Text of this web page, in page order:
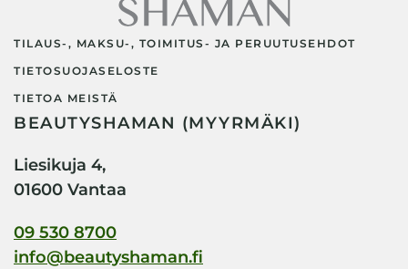
TILAUS-, MAKSU-, TOIMITUS- JA PERUUTUSEHDOT
TIETOSUOJASELOSTE
TIETOA MEISTÄ
BEAUTYSHAMAN (MYYRMÄKI)
Liesikuja 4,
01600 Vantaa
09 530 8700
info@beautyshaman.fi